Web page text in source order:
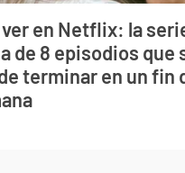
ver en Netflix: la
de 8 episodios que
terminar en un fin